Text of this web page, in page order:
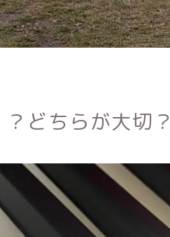
？どちらが大切？